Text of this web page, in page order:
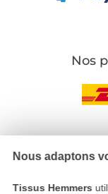
Nos
Passer à la
Nous adaptons
Tissus Hemmers